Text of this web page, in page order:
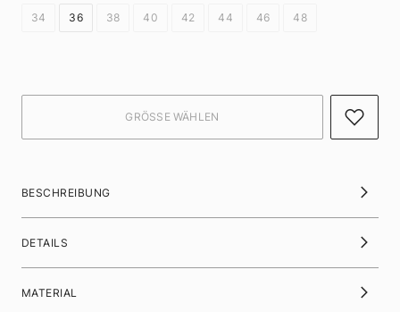
34
36 38 40 42 44 46 48
BESCHREIBUNG
DETAILS
MATERIAL